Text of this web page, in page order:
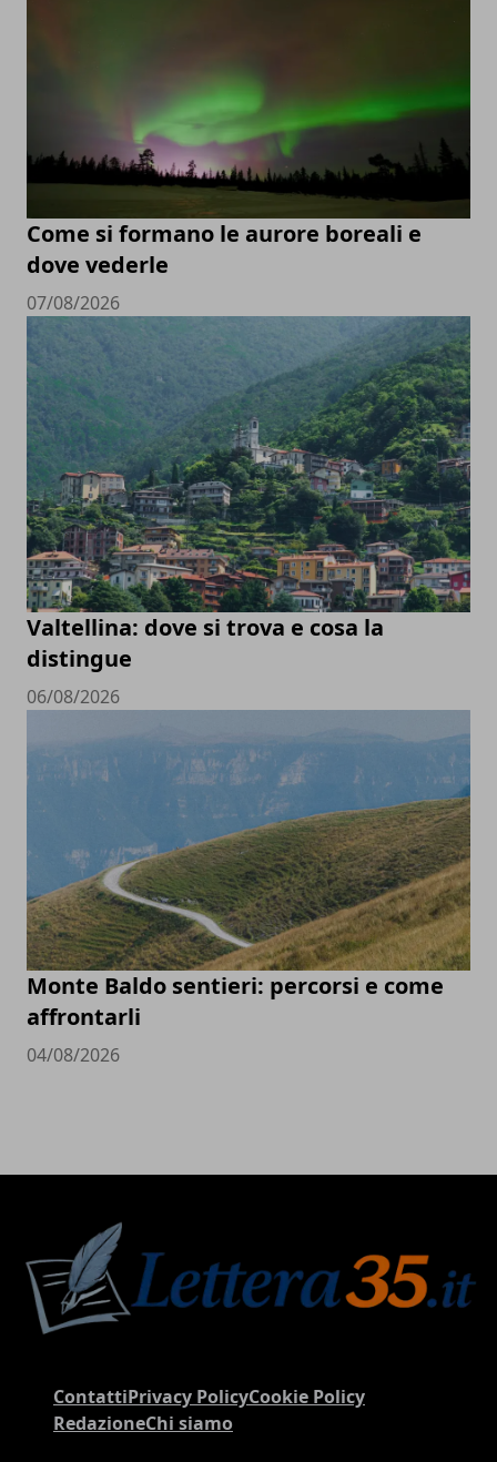
Come si formano le aurore boreali e
dove vederle
07/08/2026
Valtellina: dove si trova e cosa la
distingue
06/08/2026
Monte Baldo sentieri: percorsi e come
affrontarli
04/08/2026
ContattiPrivacy PolicyCookie Policy
RedazioneChi siamo